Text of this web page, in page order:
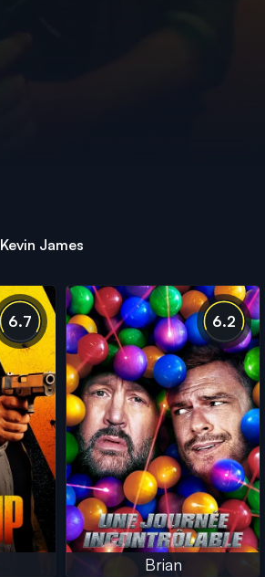
Kevin James
6.7 6.2
Brian